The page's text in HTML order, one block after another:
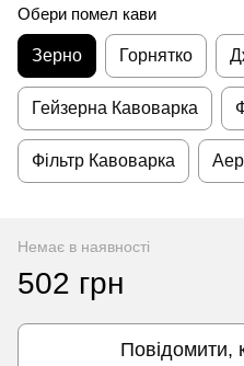
Обери помел кави
Зерно Горнятко
Гейзерна Кавоварка
Фільтр Кавоварка
Немає в наявності
502 грн
Повідомити,